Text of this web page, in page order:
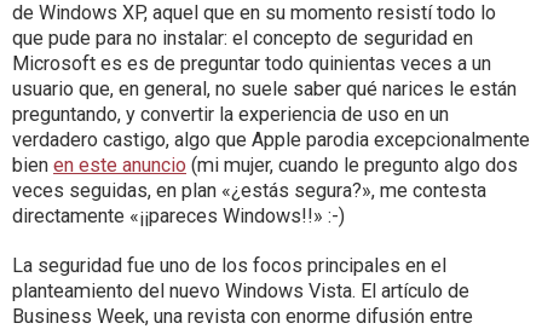
de Windows XP, aquel que en su momento resistí todo lo
que pude para no instalar: el concepto de seguridad en
Microsoft es es de preguntar todo quinientas veces a un
usuario que, en general, no suele saber qué narices le están
preguntando, y convertir la experiencia de uso en un
verdadero castigo, algo que Apple parodia excepcionalmente
bien en este anuncio (mi mujer, cuando le pregunto algo dos
veces seguidas, en plan «¿estás segura?», me contesta
directamente «¡¡pareces Windows!!» :-)
La seguridad fue uno de los focos principales en el
planteamiento del nuevo Windows Vista. El artículo de
Business Week, una revista con enorme difusión entre